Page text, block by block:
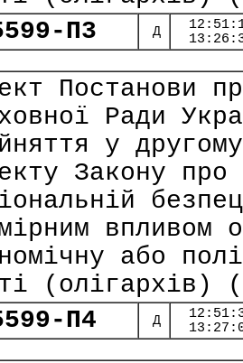
П3
Д
Постанови
Ради
у
Закону про
впливом
або
(олігархів)
П4
Д